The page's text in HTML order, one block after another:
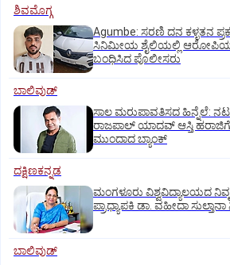
ಶಿವಮೊಗ್ಗ
Agumbe: ಸರಣಿ ದನ ಕಳ್ಳತನ
ಸಿನಿಮೀಯ ಶೈಲಿಯಲ್ಲಿ
ಬಂಧಿಸಿದ ಪೊಲೀಸರು
ಬಾಲಿವುಡ್‌
ಸಾಲ ಮರುಪಾವತಿಸದ ಹಿನ್ನೆಲೆ: ನಟ
ರಾಜಪಾಲ್ ಯಾದವ್‌ ಆಸ್ತಿ ಹರಾಜಿಗೆ
ಮುಂದಾದ ಬ್ಯಾಂಕ್
ದಕ್ಷಿಣಕನ್ನಡ
ಮಂಗಳೂರು ವಿಶ್ವವಿದ್ಯಾಲಯದ
ಪ್ರಾಧ್ಯಾಪಕಿ ಡಾ. ವಹೀದಾ
ಬಾಲಿವುಡ್‌